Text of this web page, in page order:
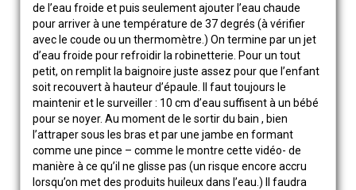
de l’eau froide et puis seulement ajouter l’eau chaude
pour arriver à une température de 37 degrés (à vérifier
avec le coude ou un thermomètre.) On termine par un jet
d’eau froide pour refroidir la robinetterie. Pour un tout
petit, on remplit la baignoire juste assez pour que l’enfant
soit recouvert à hauteur d’épaule. Il faut toujours le
maintenir et le surveiller : 10 cm d’eau suffisent à un bébé
pour se noyer. Au moment de le sortir du bain , bien
l’attraper sous les bras et par une jambe en formant
comme une pince – comme le montre cette vidéo- de
manière à ce qu’il ne glisse pas (un risque encore accru
lorsqu’on met des produits huileux dans l’eau.) Il faudra